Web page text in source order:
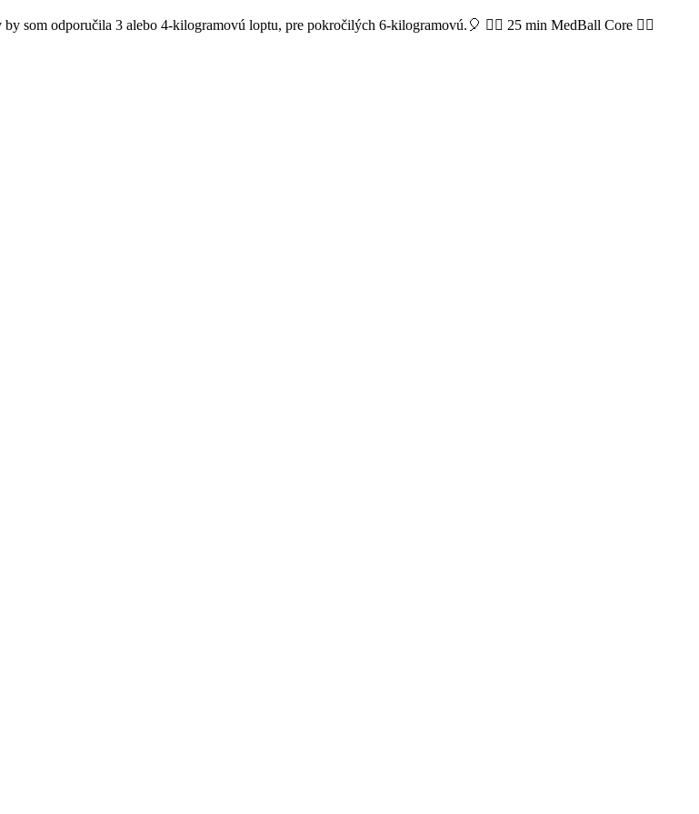
som odporučila 3 alebo 4-kilogramovú loptu, pre pokročilých 6-kilogramovú.🎈 👉🏻 25 min MedBall Core 👈🏻